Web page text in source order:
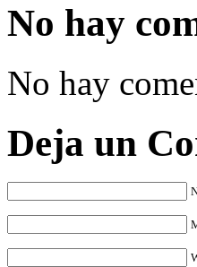
No hay
No hay
Deja un